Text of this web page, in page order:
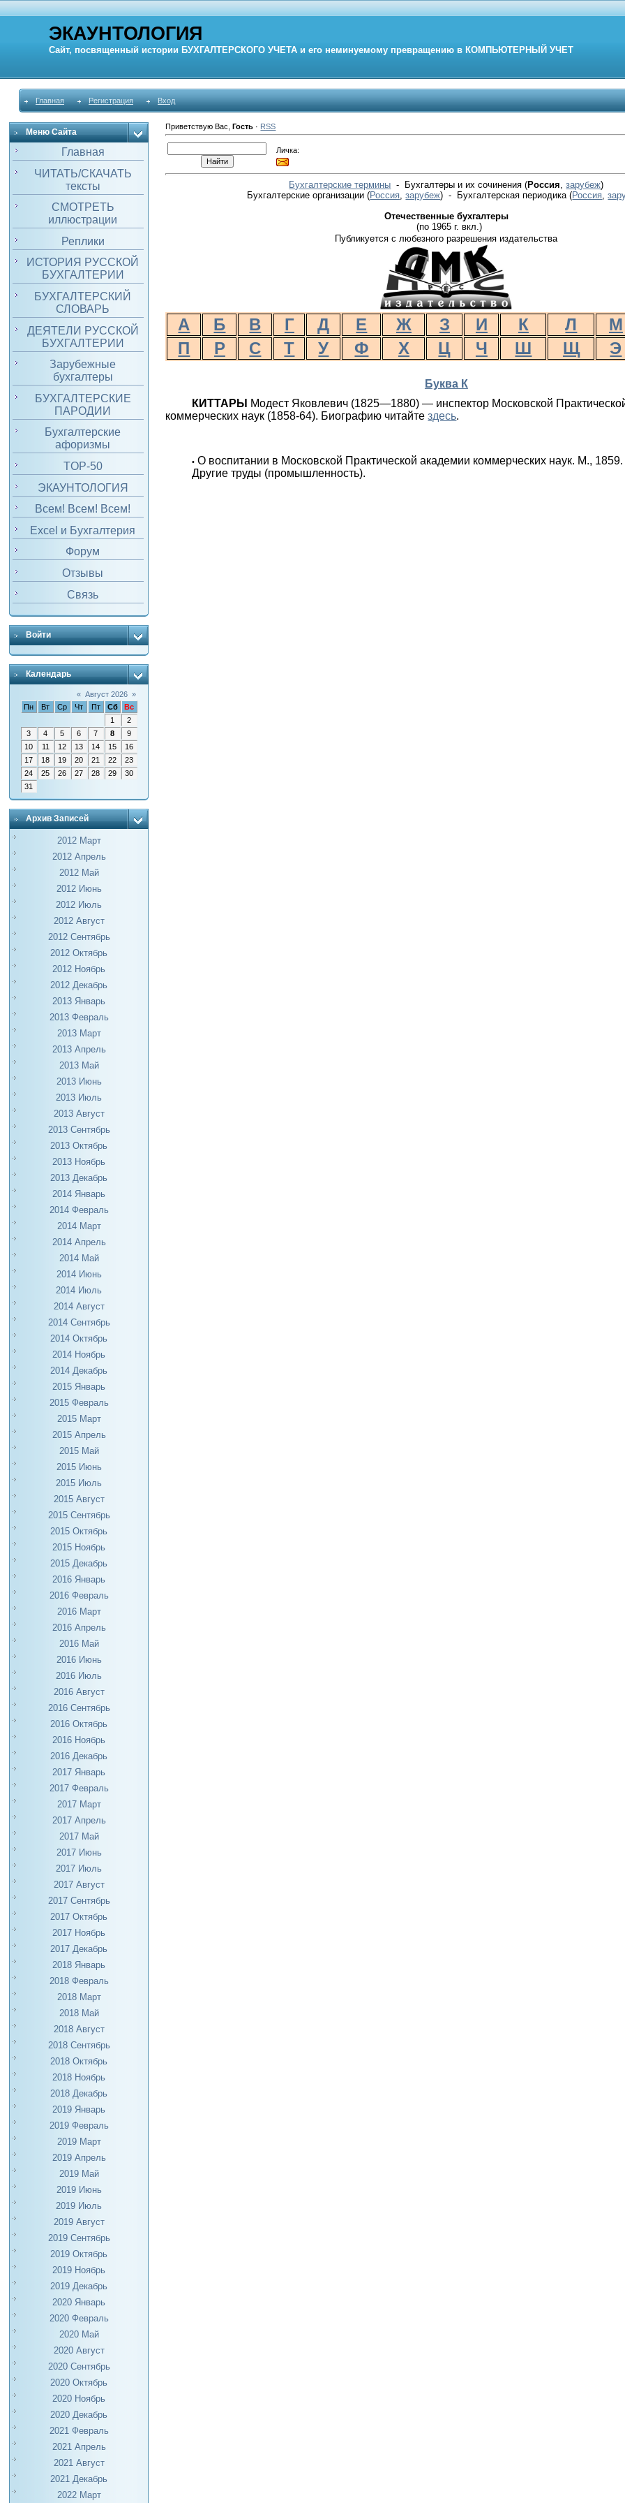
ЭКАУНТОЛОГИЯ
Сайт, посвященный истории БУХГАЛТЕРСКОГО УЧЕТА и его неминуемому превращению в КОМПЬЮТЕРНЫЙ УЧЕТ
Главная Регистрация Вход
Меню Сайта
Главная
ЧИТАТЬ/СКАЧАТЬ
тексты
СМОТРЕТЬ
иллюстрации
Реплики
ИСТОРИЯ РУССКОЙ
БУХГАЛТЕРИИ
БУХГАЛТЕРСКИЙ
СЛОВАРЬ
ДЕЯТЕЛИ РУССКОЙ
БУХГАЛТЕРИИ
Зарубежные
бухгалтеры
БУХГАЛТЕРСКИЕ
ПАРОДИИ
Бухгалтерские
афоризмы
TOP-50
ЭКАУНТОЛОГИЯ
Всем! Всем! Всем!
Excel и Бухгалтерия
Форум
Отзывы
Связь
Войти
Календарь
« Август 2026 »
Пн
Вт Ср Чт Пт Сб
Вс
1
2
3
4 5 6 7 8
9
10
11 12 13 14 15
16
17
18 19 20 21 22
23
24
25 26 27 28 29
30
31
Архив Записей
2012 Март
2012 Апрель
2012 Май
2012 Июнь
2012 Июль
2012 Август
2012 Сентябрь
2012 Октябрь
2012 Ноябрь
2012 Декабрь
2013 Январь
2013 Февраль
2013 Март
2013 Апрель
2013 Май
2013 Июнь
2013 Июль
2013 Август
2013 Сентябрь
2013 Октябрь
2013 Ноябрь
2013 Декабрь
2014 Январь
2014 Февраль
2014 Март
2014 Апрель
2014 Май
2014 Июнь
2014 Июль
2014 Август
2014 Сентябрь
2014 Октябрь
2014 Ноябрь
2014 Декабрь
2015 Январь
2015 Февраль
2015 Март
2015 Апрель
2015 Май
2015 Июнь
2015 Июль
2015 Август
2015 Сентябрь
2015 Октябрь
2015 Ноябрь
2015 Декабрь
2016 Январь
2016 Февраль
2016 Март
2016 Апрель
2016 Май
2016 Июнь
2016 Июль
2016 Август
2016 Сентябрь
2016 Октябрь
2016 Ноябрь
2016 Декабрь
2017 Январь
2017 Февраль
2017 Март
2017 Апрель
2017 Май
2017 Июнь
2017 Июль
2017 Август
2017 Сентябрь
2017 Октябрь
2017 Ноябрь
2017 Декабрь
2018 Январь
2018 Февраль
2018 Март
2018 Май
2018 Август
2018 Сентябрь
2018 Октябрь
2018 Ноябрь
2018 Декабрь
2019 Январь
2019 Февраль
2019 Март
2019 Апрель
2019 Май
2019 Июнь
2019 Июль
2019 Август
2019 Сентябрь
2019 Октябрь
2019 Ноябрь
2019 Декабрь
2020 Январь
2020 Февраль
2020 Май
2020 Август
2020 Сентябрь
2020 Октябрь
2020 Ноябрь
2020 Декабрь
2021 Февраль
2021 Апрель
2021 Август
2021 Декабрь
2022 Март
Приветствую Вас ,Гость · RSS
Личка:
Бухгалтерские термины - Бухгалтеры и их сочинения (Россия ,зарубеж)
Бухгалтерские организации(Россия ,зарубеж) - Бухгалтерская периодика(Россия ,
Отечественные бухгалтеры
(по 1965 г. вкл.)
Публикуется с любезного разрешения издательства
А Б В Г Д Е Ж З И К Л М
П
Р С Т У Ф Х Ц Ч Ш Щ Э
Буква К
КИТТАРЫ
Модест Яковлевич (1825—1880) — инспектор Московской
коммерческих наук (1858-64). Биографию читайтездесь.
• О воспитании в Московской Практической академии коммерческих наук. М., 1859.
Другие труды (промышленность).